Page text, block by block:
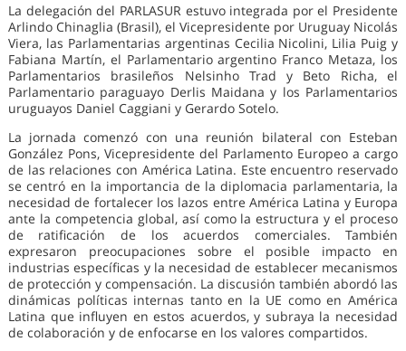
La delegación del PARLASUR estuvo integrada por el Presidente
Arlindo Chinaglia (Brasil), el Vicepresidente por Uruguay Nicolás
Viera, las Parlamentarias argentinas Cecilia Nicolini, Lilia Puig y
Fabiana Martín, el Parlamentario argentino Franco Metaza, los
Parlamentarios brasileños Nelsinho Trad y Beto Richa, el
Parlamentario paraguayo Derlis Maidana y los Parlamentarios
uruguayos Daniel Caggiani y Gerardo Sotelo.
La jornada comenzó con una reunión bilateral con Esteban
González Pons, Vicepresidente del Parlamento Europeo a cargo
de las relaciones con América Latina. Este encuentro reservado
se centró en la importancia de la diplomacia parlamentaria, la
necesidad de fortalecer los lazos entre América Latina y Europa
ante la competencia global, así como la estructura y el proceso
de ratificación de los acuerdos comerciales. También
expresaron preocupaciones sobre el posible impacto en
industrias específicas y la necesidad de establecer mecanismos
de protección y compensación. La discusión también abordó las
dinámicas políticas internas tanto en la UE como en América
Latina que influyen en estos acuerdos, y subraya la necesidad
de colaboración y de enfocarse en los valores compartidos.